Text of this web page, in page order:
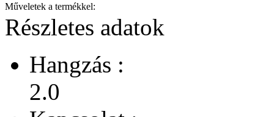
Műveletek a termékkel:
Részletes adatok
Hangzás :
2.0